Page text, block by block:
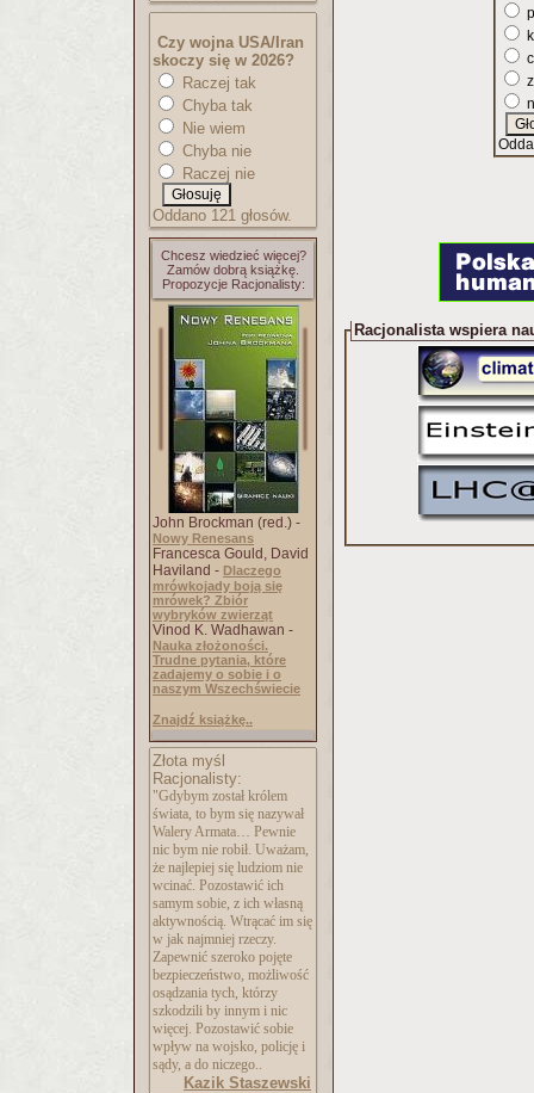
Czy wojna USA/Iran
skoczy się w 2026?
Raczej tak
Chyba tak
Nie wiem
Chyba nie
Raczej nie
Oddano 121 głosów.
Chcesz wiedzieć więcej?
Zamów dobrą książkę.
Propozycje Racjonalisty:
John Brockman (red.) -
Nowy Renesans
Francesca Gould, David
Haviland - Dlaczego
mrówkojady boją się
mrówek? Zbiór
wybryków zwierząt
Vinod K. Wadhawan -
Nauka złożoności.
Trudne pytania, które
zadajemy o sobie i o
naszym Wszechświecie
Znajdź książkę..
Złota myśl
Racjonalisty:
"Gdybym został królem
świata, to bym się nazywał
Walery Armata… Pewnie
nic bym nie robił. Uważam,
że najlepiej się ludziom nie
wcinać. Pozostawić ich
samym sobie, z ich własną
aktywnością. Wtrącać im się
w jak najmniej rzeczy.
Zapewnić szeroko pojęte
bezpieczeństwo, możliwość
osądzania tych, którzy
szkodzili by innym i nic
więcej. Pozostawić sobie
wpływ na wojsko, policję i
sądy, a do niczego..
Kazik Staszewski
Racjonalista wspiera